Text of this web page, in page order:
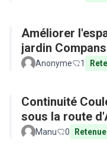
Améliorer
jardin
Anonyme 1
Continuité
sous la route
Manu 0 Retenue